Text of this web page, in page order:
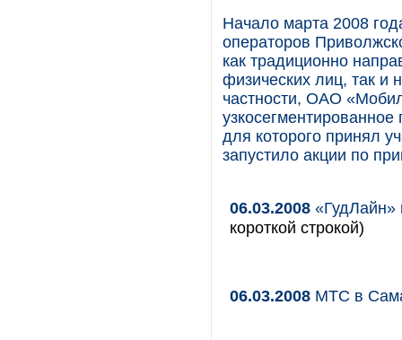
Начало марта 2008
операторов
как традиционно
физических лиц, так и
частности, ОАО
для которого принял
запустило акции по
06.03.2008 «ГудЛайн»
короткой строкой)
06.03.2008 МТС в